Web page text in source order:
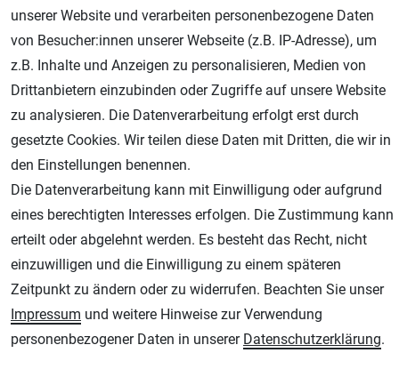
Geprüfter Shop
AGB Widerrufsrecht Datenschutz Impressum
Unsere weiteren Shops:
Schmincke-City.de
unserer Website und verarbeiten personenbezogene Daten
von Besucher:innen unserer Webseite (z.B. IP-Adresse), um
z.B. Inhalte und Anzeigen zu personalisieren, Medien von
Drittanbietern einzubinden oder Zugriffe auf unsere Website
zu analysieren. Die Datenverarbeitung erfolgt erst durch
gesetzte Cookies. Wir teilen diese Daten mit Dritten, die wir in
den Einstellungen benennen.
Die Datenverarbeitung kann mit Einwilligung oder aufgrund
eines berechtigten Interesses erfolgen. Die Zustimmung kann
erteilt oder abgelehnt werden. Es besteht das Recht, nicht
einzuwilligen und die Einwilligung zu einem späteren
Zeitpunkt zu ändern oder zu widerrufen. Beachten Sie unser
Impressum und weitere Hinweise zur Verwendung
personenbezogener Daten in unserer Daten­schutz­erklärung.